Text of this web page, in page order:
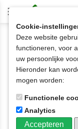
2-persoonsbed
2-persoons
met open kastje
120x190t/
Cookie-
Deze website
functioneren, voor
uw persoonlijke
Hieronder kan
mogen worden:
Functionele
Analytics
Accepteren